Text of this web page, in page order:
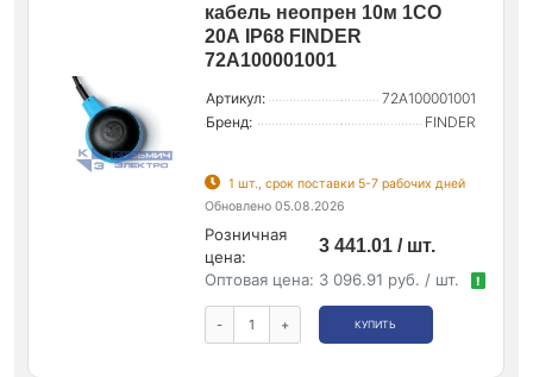
кабель неопрен 10м 1CO
20А IP68 FINDER
72A100001001
Артикул:
72A100001001
Бренд:
FINDER
1 шт., срок поставки 5-7 рабочих дней
Обновлено 05.08.2026
Розничная
цена:
3 441.01 / шт.
Оптовая цена: 3 096.91 руб. / шт. !
- + КУПИТЬ